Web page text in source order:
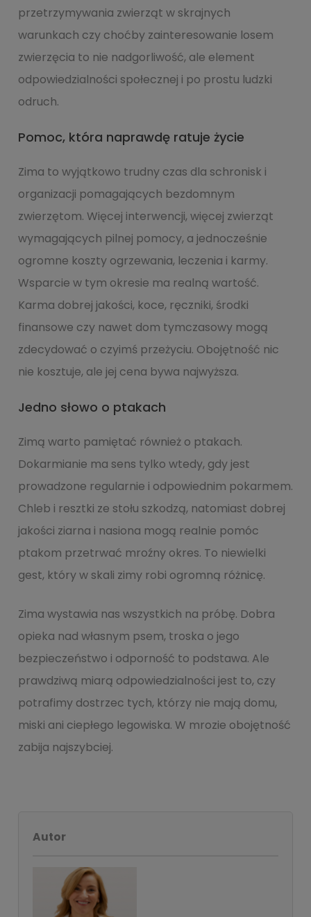
przetrzymywania zwierząt w skrajnych
warunkach czy choćby zainteresowanie losem
zwierzęcia to nie nadgorliwość, ale element
odpowiedzialności społecznej i po prostu ludzki
odruch.
Pomoc, która naprawdę ratuje życie
Zima to wyjątkowo trudny czas dla schronisk i
organizacji pomagających bezdomnym
zwierzętom. Więcej interwencji, więcej zwierząt
wymagających pilnej pomocy, a jednocześnie
ogromne koszty ogrzewania, leczenia i karmy.
Wsparcie w tym okresie ma realną wartość.
Karma dobrej jakości, koce, ręczniki, środki
finansowe czy nawet dom tymczasowy mogą
zdecydować o czyimś przeżyciu. Obojętność nic
nie kosztuje, ale jej cena bywa najwyższa.
Jedno słowo o ptakach
Zimą warto pamiętać również o ptakach.
Dokarmianie ma sens tylko wtedy, gdy jest
prowadzone regularnie i odpowiednim pokarmem.
Chleb i resztki ze stołu szkodzą, natomiast dobrej
jakości ziarna i nasiona mogą realnie pomóc
ptakom przetrwać mroźny okres. To niewielki
gest, który w skali zimy robi ogromną różnicę.
Zima wystawia nas wszystkich na próbę. Dobra
opieka nad własnym psem, troska o jego
bezpieczeństwo i odporność to podstawa. Ale
prawdziwą miarą odpowiedzialności jest to, czy
potrafimy dostrzec tych, którzy nie mają domu,
miski ani ciepłego legowiska. W mrozie obojętność
zabija najszybciej.
Autor